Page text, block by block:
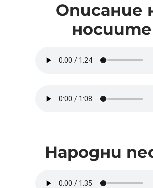
Описание
носиите
Народни